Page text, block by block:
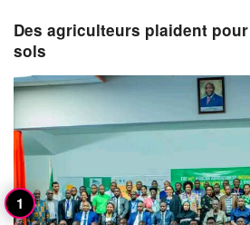
Des agriculteurs plaident
sols